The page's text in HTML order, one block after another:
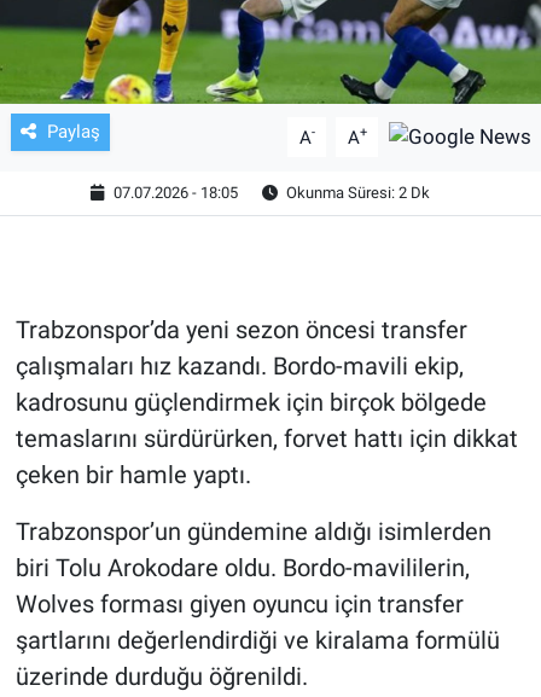
Paylaş A- A+
07.07.2026 - 18:05 Okunma Süresi: 2 Dk
Trabzonspor’da yeni sezon öncesi transfer
çalışmaları hız kazandı. Bordo-mavili ekip,
kadrosunu güçlendirmek için birçok bölgede
temaslarını sürdürürken, forvet hattı için dikkat
çeken bir hamle yaptı.
Trabzonspor’un gündemine aldığı isimlerden
biri Tolu Arokodare oldu. Bordo-mavililerin,
Wolves forması giyen oyuncu için transfer
şartlarını değerlendirdiği ve kiralama formülü
üzerinde durduğu öğrenildi.
KÜLTÜR SANAT
ASAYİŞ
EKONOMİ
HABERDE İNSAN
POLİTİKA
SPOR
MAGAZİN
Bilim, Teknoloji